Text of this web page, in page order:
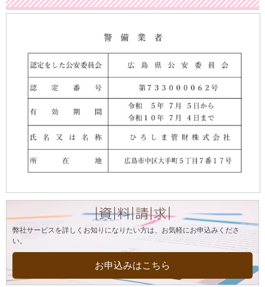
弊社サービスを詳しくお知りになりたい方は、お気軽にお申込みくださ
い。
お申込みはこちら